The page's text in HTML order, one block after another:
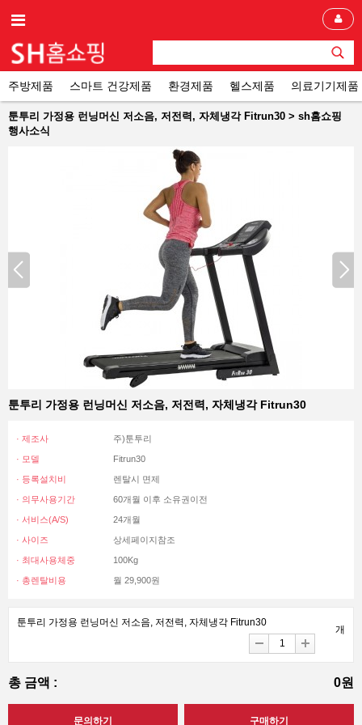
주방제품 스마트 건강제품 환경제품 헬스제품 의료기기제품
툰투리 가정용 런닝머신 저소음, 저전력, 자체냉각 Fitrun30 > sh홈쇼핑
행사소식
툰투리 가정용 런닝머신 저소음, 저전력, 자체냉각 Fitrun30
· 제조사 주)툰투리
· 모델 Fitrun30
· 등록설치비 렌탈시 면제
· 의무사용기간 60개월 이후 소유권이전
· 서비스(A/S) 24개월
· 사이즈 상세페이지참조
· 최대사용체중 100Kg
· 총렌탈비용 월 29,900원
툰투리 가정용 런닝머신 저소음, 저전력, 자체냉각 Fitrun30
개
총 금액 : 0원